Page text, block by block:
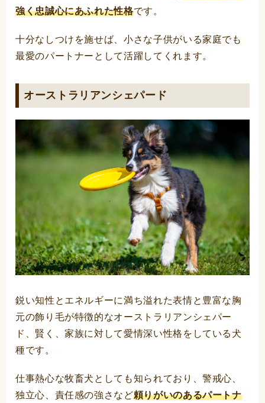
強く忠誠心にあふれた性格です。
十分なしつけを施せば、小さな子供がいる家庭でも
最愛のパートナーとして活躍してくれます。
オーストラリアンシェパード
鋭い知性とエネルギーに満ち溢れた表情と豊富な胸
元の飾り毛が特徴的なオーストラリアンシェパー
ド、賢く、家族に対して愛情深い性格をしている犬
種です。
仕事熱心な牧畜犬としても知られており、警戒心、
独立心、責任感の強さなど頼りがいのあるパートナ